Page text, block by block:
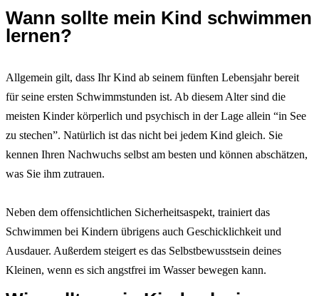
Wann sollte mein Kind schwimmen
lernen?
Allgemein gilt, dass Ihr Kind ab seinem fünften Lebensjahr bereit
für seine ersten Schwimmstunden ist. Ab diesem Alter sind die
meisten Kinder körperlich und psychisch in der Lage allein “in See
zu stechen”. Natürlich ist das nicht bei jedem Kind gleich. Sie
kennen Ihren Nachwuchs selbst am besten und können abschätzen,
was Sie ihm zutrauen.
Neben dem offensichtlichen Sicherheitsaspekt, trainiert das
Schwimmen bei Kindern übrigens auch Geschicklichkeit und
Ausdauer. Außerdem steigert es das Selbstbewusstsein deines
Kleinen, wenn es sich angstfrei im Wasser bewegen kann.